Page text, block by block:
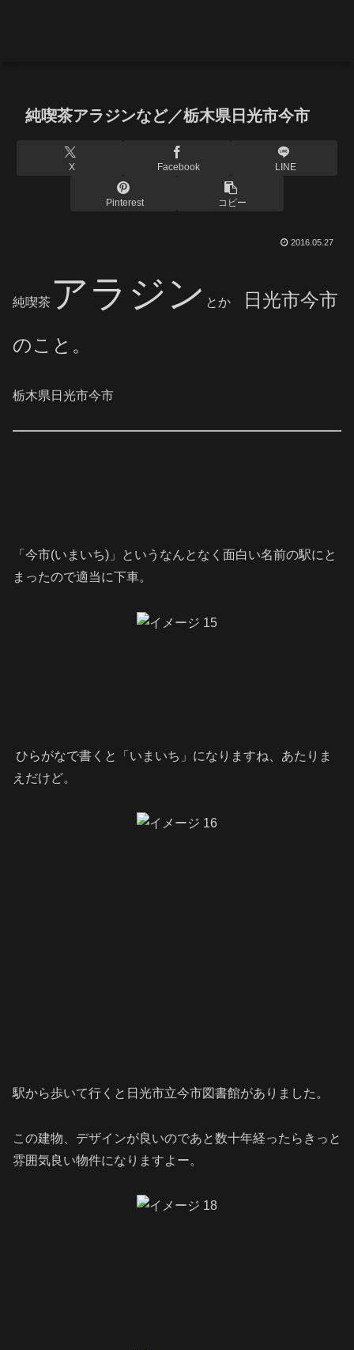
純喫茶アラジンなど／栃木県日光市今市
X Facebook LINE
Pinterest コピー
2016.05.27
純喫茶 アラジン とか 日光市今市
のこと。
栃木県日光市今市
「今市(いまいち)」というなんとなく面白い名前の駅にと
まったので適当に下車。
ひらがなで書くと「いまいち」になりますね、あたりま
えだけど。
駅から歩いて行くと日光市立今市図書館がありました。
この建物、デザインが良いのであと数十年経ったらきっと
雰囲気良い物件になりますよー。